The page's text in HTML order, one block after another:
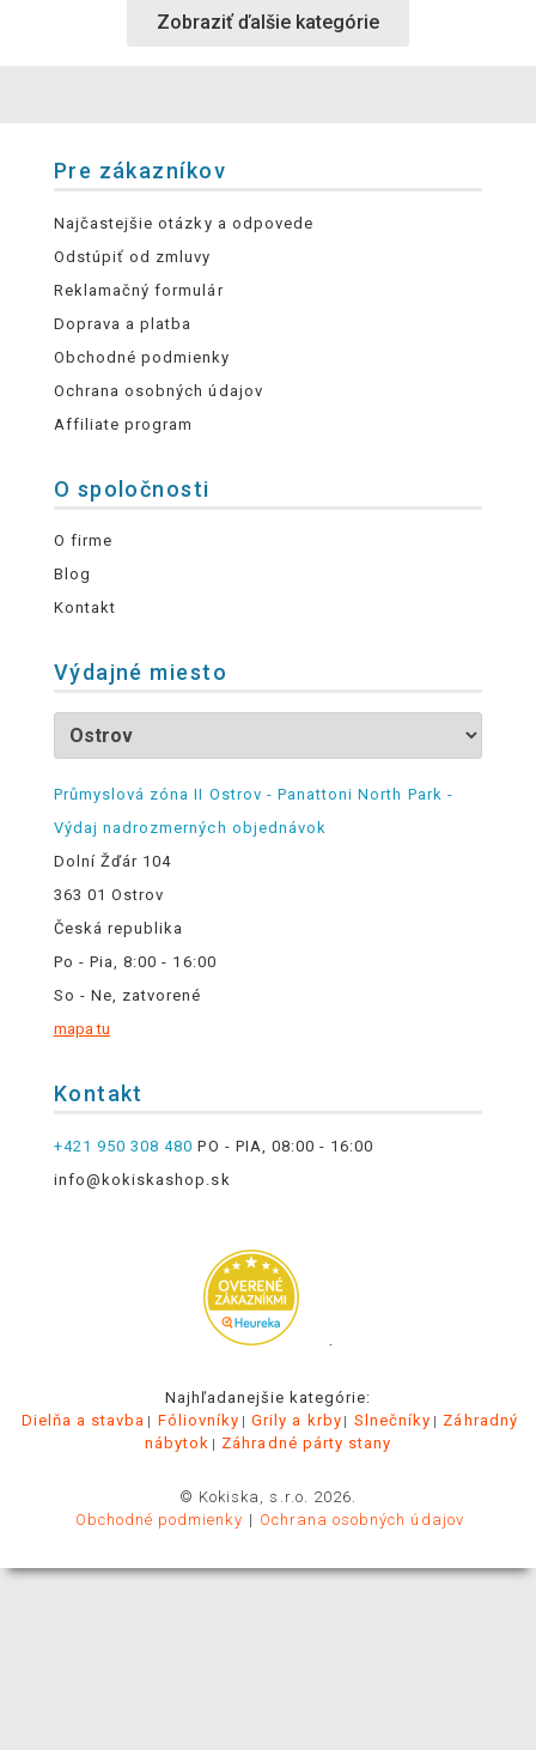
Zobraziť ďalšie kategórie
Pre zákazníkov
Najčastejšie otázky a odpovede
Odstúpiť od zmluvy
Reklamačný formulár
Doprava a platba
Obchodné podmienky
Ochrana osobných údajov
Affiliate program
O spoločnosti
O firme
Blog
Kontakt
Výdajné miesto
Průmyslová zóna II Ostrov - Panattoni North Park -
Výdaj nadrozmerných objednávok
Dolní Žďár 104
363 01 Ostrov
Česká republika
Po - Pia, 8:00 - 16:00
So - Ne, zatvorené
mapa tu
Kontakt
+421 950 308 480 PO - PIA, 08:00 - 16:00
info@kokiskashop.sk
.
Najhľadanejšie kategórie:
Dielňa a stavba
Fóliovníky Grily a krby Slnečníky
Záhradný
nábytok
Záhradné párty stany
© Kokiska, s.r.o. 2026.
Obchodné podmienky
Ochrana osobných údajov